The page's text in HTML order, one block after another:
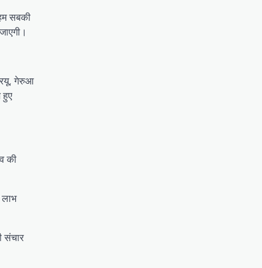
सबकी
गेरुआ
हुए
की
संचार